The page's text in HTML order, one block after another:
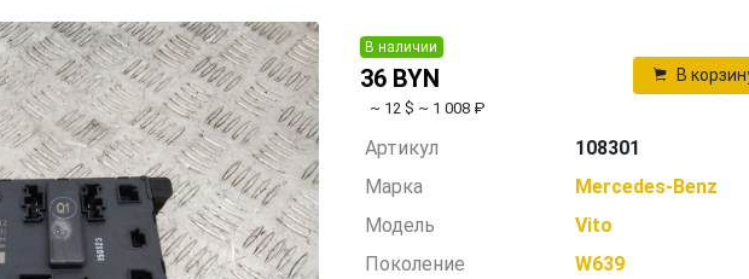
В наличии
36 BYN
~ 12 $ ~ 1 008 ₽
В
Артикул
108301
Марка
Mercedes-Benz
Модель
Vito
Поколение
W639